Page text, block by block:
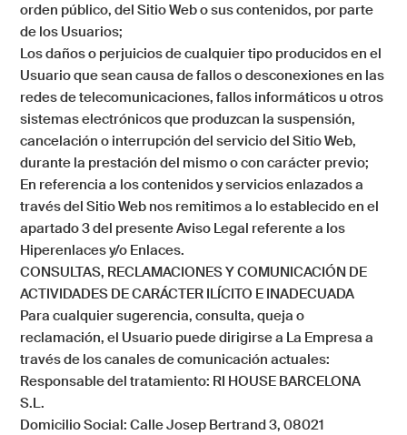
orden público, del Sitio Web o sus contenidos, por parte
de los Usuarios;
Los daños o perjuicios de cualquier tipo producidos en el
Usuario que sean causa de fallos o desconexiones en las
redes de telecomunicaciones, fallos informáticos u otros
sistemas electrónicos que produzcan la suspensión,
cancelación o interrupción del servicio del Sitio Web,
durante la prestación del mismo o con carácter previo;
En referencia a los contenidos y servicios enlazados a
través del Sitio Web nos remitimos a lo establecido en el
apartado 3 del presente Aviso Legal referente a los
Hiperenlaces y/o Enlaces.
CONSULTAS, RECLAMACIONES Y COMUNICACIÓN DE
ACTIVIDADES DE CARÁCTER ILÍCITO E INADECUADA
Para cualquier sugerencia, consulta, queja o
reclamación, el Usuario puede dirigirse a La Empresa a
través de los canales de comunicación actuales:
Responsable del tratamiento: RI HOUSE BARCELONA
S.L.
Domicilio Social: Calle Josep Bertrand 3, 08021